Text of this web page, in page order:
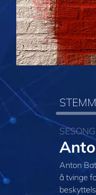
Anton
å tvinge